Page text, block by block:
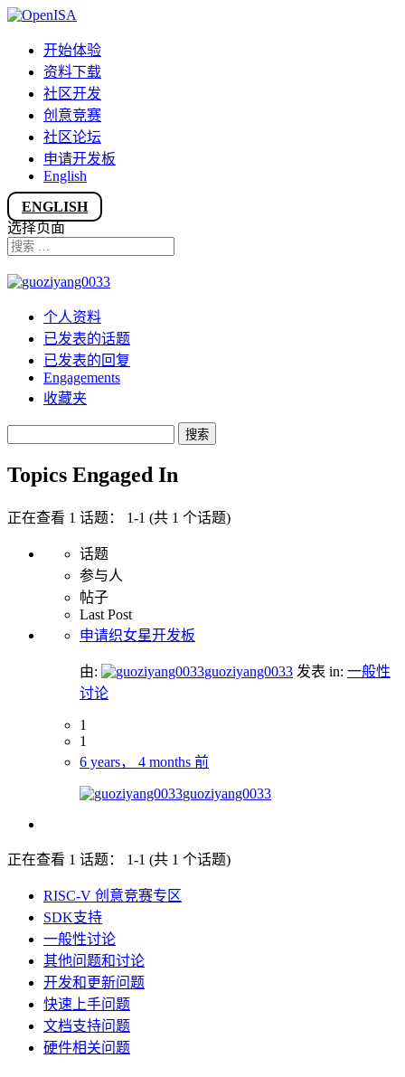
开始体验
资料下载
社区开发
创意竞赛
社区论坛
申请开发板
English
ENGLISH
选择页面
个人资料
已发表的话题
已发表的回复
Engagements
收藏夹
Search
topics:
Topics Engaged In
正在查看 1 话题： 1-1 (共 1 个话题)
话题
参与人
帖子
Last Post
申请织女星开发板
由: guoziyang0033 发表 in: 一般性
讨论
1
1
6 years， 4 months 前
guoziyang0033
正在查看 1 话题： 1-1 (共 1 个话题)
RISC-V 创意竞赛专区
SDK支持
一般性讨论
其他问题和讨论
开发和更新问题
快速上手问题
文档支持问题
硬件相关问题